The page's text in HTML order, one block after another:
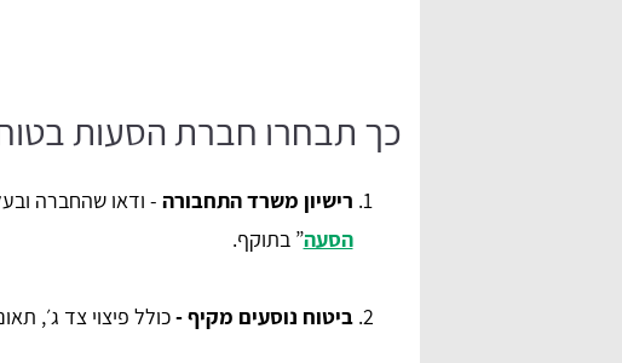
כך תבחרו חברת הסעות
רישיון משרד התחבורה - ודאו שהחברה
הסעה” בתוקף.
ביטוח נוסעים מקיף -כולל פיצוי צד ג׳,